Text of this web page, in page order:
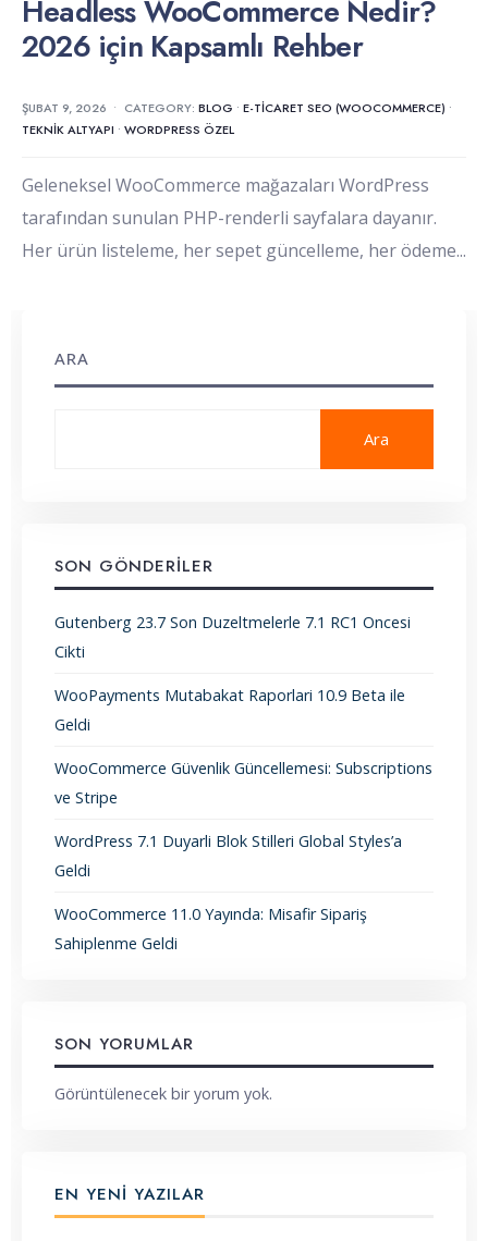
Headless WooCommerce Nedir?
2026 için Kapsamlı Rehber
ŞUBAT 9, 2026 • CATEGORY: BLOG • E-TICARET SEO (WOOCOMMERCE) •
TEKNIK ALTYAPI • WORDPRESS ÖZEL
Geleneksel WooCommerce mağazaları WordPress
tarafından sunulan PHP-renderli sayfalara dayanır.
Her ürün listeleme, her sepet güncelleme, her ödeme...
ARA
Ara
SON GÖNDERILER
Gutenberg 23.7 Son Duzeltmelerle 7.1 RC1 Oncesi
Cikti
WooPayments Mutabakat Raporlari 10.9 Beta ile
Geldi
WooCommerce Güvenlik Güncellemesi: Subscriptions
ve Stripe
WordPress 7.1 Duyarli Blok Stilleri Global Styles’a
Geldi
WooCommerce 11.0 Yayında: Misafir Sipariş
Sahiplenme Geldi
SON YORUMLAR
Görüntülenecek bir yorum yok.
EN YENI YAZILAR